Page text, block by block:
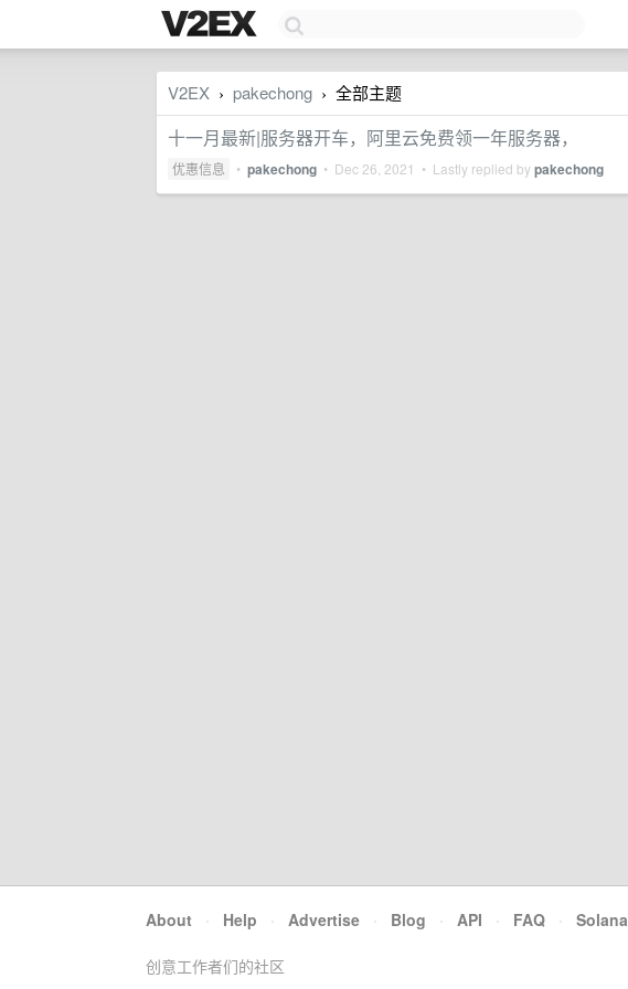
V2EX › pakechong › 全部主题
十一月最新|服务器开车，阿里云免费领一年服务器，
优惠信息 • pakechong • Dec 26, 2021 • Lastly replied bypakechong
About · Help · Advertise · Blog · API · FAQ · Solana
创意工作者们的社区